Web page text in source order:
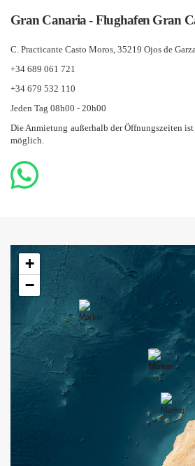
Gran Canaria - Flughafen Gran
C. Practicante Casto Moros, 35219 Ojos de
+34 689 061 721
+34 679 532 110
Jeden Tag 08h00 - 20h00
Die Anmietung außerhalb der Öffnungszeiten
möglich.
+
−